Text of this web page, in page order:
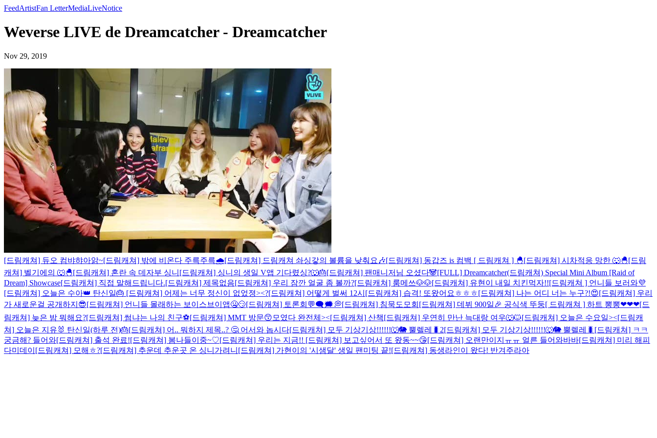
FeedArtistFan LetterMediaLiveNotice
Weverse LIVE de Dreamcatcher - Dreamcatcher
Nov 29, 2019
[드림캐쳐] 듀오 컴뱌햐아앍~[드림캐쳐] 밖에 비온다 주륵주륵🌧[드림캐쳐] 드림캐쳐 솨싱갛의 볼륨을 낮춰요🎶[드림캐쳐] 동갑즈 is 컴백 [ 드림캐쳐 ] 🐣[드림캐쳐] 시차적응 망한 🐺🐣[드림
캐쳐] 벨기에의 🐺🐣[드림캐쳐] 혼란 속 데자부 싱니 [드림캐쳐] 싱니의 생일 V앱 기다렸싱?🐺🎂[드림캐쳐] 팬매니저님 오셨다🐼[FULL] Dreamcatcher(드림캐쳐) Special Mini Album [Raid of
Dream] Showcase[드림캐쳐] 직접 말해드립니다.[드림캐쳐] 제목없음[드림캐쳐] 우리 잠깐 얼굴 좀 볼까?[드림캐쳐] 룸메쓰🐶🐶[드림캐쳐] 유현이 내일 치킨먹자!![드림캐쳐 ] 언니들 보러와💜
[드림캐쳐] 오늘은 수아👑 탄신일🎂 [드림캐쳐] 어제는 너무 정신이 없었졍><?[드림캐쳐] 어떻게 벌써 12시 [드림캐쳐] 습격! 또왔어요ㅎㅎㅎ[드림캐쳐] 나는 어디 너는 누구?!😍[드림캐쳐] 우리
가 새로운걸 공개하지😎[드림캐쳐] 언니들 몰래하는 보이스브이앱🤐😏[드림캐쳐] 토론회💬🗨🗯💭[드림캐쳐] 침묵도모회 [드림캐쳐] 데뷔 900일🎉 공식색 뚜둥[ 드림캐쳐 ] 하트 뽕뽕❤❤❤[드
림캐쳐] 늦은 밤 뭐해요?[드림캐쳐] 썸냐는 나의 친구⚽[드림캐쳐] MMT 방문😙 모였다 완전체><[드림캐쳐] 산책[드림캐쳐] 우연히 만난 늑대랑 여우🐺🐱[드림캐쳐] 오늘은 수요일><[드림캐
쳐] 오늘은 지유🐰 탄신일(하루 전)🎂[드림캐쳐] 어.. 뭐하지 제목..? 🤔 어서와 놉시다[드림캐쳐] 모두 기상기상!!!!!!🐺🐘 뿔렐레🐛2[드림캐쳐] 모두 기상기상!!!!!!🐺🐘 뿔렐레🐛 [드림캐쳐] ㅋㅋ
궁금해? 들어와[드림캐쳐] 출석 완료![드림캐쳐] 봄나들이중~♡[드림캐쳐] 우리는 지금!! [드림캐쳐] 보고싶어서 또 왔동~~😘[드림캐쳐] 오랜만이지ㅠㅠ 얼른 들어와바바[드림캐쳐] 미리 해피
다미데이 [드림캐쳐] 모해ㅎ?[드림캐쳐] 추운데 추운곳 온 싱니가려니 [드림캐쳐] 가현이의 '시샘달' 생일 팬미팅 끝![드림캐쳐] 동생라인이 왔다! 반겨주라아